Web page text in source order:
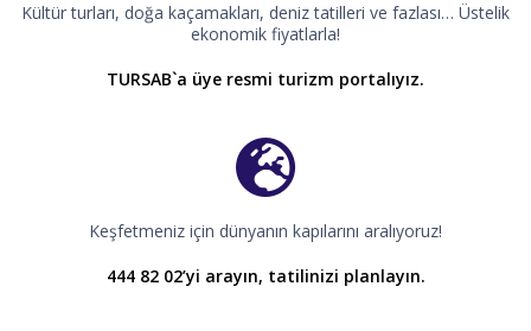
Kültür turları, doğa kaçamakları, deniz tatilleri ve fazlası… Üstelik
ekonomik fiyatlarla!
TURSAB`a üye resmi turizm portalıyız.
Keşfetmeniz için dünyanın kapılarını aralıyoruz!
444 82 02’yi arayın, tatilinizi planlayın.